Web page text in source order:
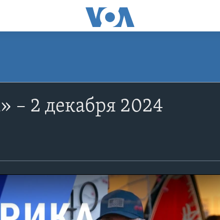
– 2 декабря 2024